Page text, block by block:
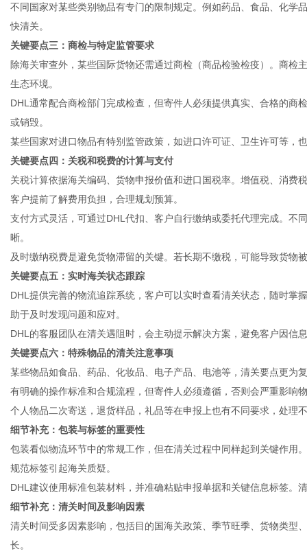
不同国家对某些类别物品有专门的限制规定。例如药品、食品、化学
快清关。
关键要点三：商检与特定监管要求
除海关审查外，某些国际货物还需通过商检（商品检验检疫）。商检
生态环境。
DHL通常配合商检部门完成检查，但寄件人必须提供真实、合格的商
或销毁。
某些国家对进口物品有特别监管政策，如进口许可证、卫生许可等，
关键要点四：关税和税费的计算与支付
关税计算依据海关编码、货物申报价值和进口国税率。增值税、消费
客户提前了解费用负担，合理规划预算。
支付方式灵活，可通过DHL代扣、客户自行缴纳或委托代理完成。不
晰。
及时缴纳税费是避免货物滞留的关键。若长期不缴税，可能导致货物
关键要点五：实时海关状态跟踪
DHL提供完善的物流追踪系统，客户可以实时查看清关状态，随时掌
助于及时发现问题和应对。
DHL的客服团队在清关遇阻时，会主动提示解决方案，避免客户因信
关键要点六：特殊物品的清关注意事项
某些物品如食品、药品、化妆品、电子产品、电池等，清关要点更为
有明确的操作标准和合规流程，但寄件人必须遵循，否则会严重影响
个人物品二次寄送，退货样品，礼品等在申报上也有不同要求，处理
细节补充：包装与标签的重要性
包装看似物流环节中的常规工作，但在清关过程中同样起到关键作用
规范标签引起海关质疑。
DHL建议使用标准包装材料，并准确粘贴申报单据和关键信息标签。
细节补充：清关时间及影响因素
清关时间受多因素影响，包括目的国海关政策、季节旺季、货物类型
长。